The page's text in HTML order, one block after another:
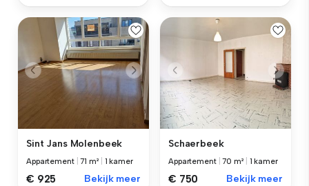
Sint Jans Molenbeek
Appartement |71 m² 1 kamer
€ 925 Bekijk meer
Schaerbeek
Appartement |70 m² 1 kamer
€ 750 Bekijk meer